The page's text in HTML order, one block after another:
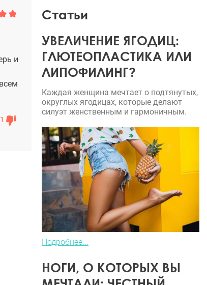
и
Статьи
УВЕЛИЧЕНИЕ ЯГОДИЦ:
ГЛЮТЕОПЛАСТИКА ИЛИ
ЛИПОФИЛИНГ?
Каждая женщина мечтает о подтянутых,
округлых ягодицах, которые делают
силуэт женственным и гармоничным.
Подробнее...
НОГИ, О КОТОРЫХ ВЫ